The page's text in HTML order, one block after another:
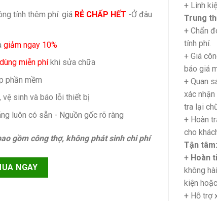
tính thêm phí: giá RẺ CHẤP HẾT -Ở đâu
giảm ngay 10%
miễn phíkhi sửa chữa
phần mềm
sinh và báo lỗi thiết bị
luôn có sẵn - Nguồn gốc rõ ràng
gồm công thợ, không phát sinh chi phí
14 Pro Chính hãng quantity
NGAY
+ Linh
Trung
+ Chẩn
tính phí.
+ Giá
báo giá
+ Quan
xác
tra lại
+ Hoàn
cho
Tận tâm:
+ Hoàn
không
kiện
+ Hỗ trợ